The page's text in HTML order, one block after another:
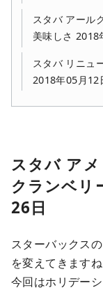
スタバ アール
美味しさ 2018
スタバ リニュ
2018年05月12
スタバ ア
クランベリ
26日
スターバックス
を変えてきますね
今回はホリデー